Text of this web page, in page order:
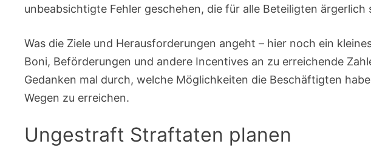
unbeabsichtigte Fehler geschehen, die für alle Beteiligten ärgerlich
Was die Ziele und Herausforderungen angeht – hier noch ein
Boni, Beförderungen und andere Incentives an zu erreichende
Gedanken mal durch, welche Möglichkeiten die Beschäftigten
Wegen zu erreichen.
Ungestraft Straftaten planen